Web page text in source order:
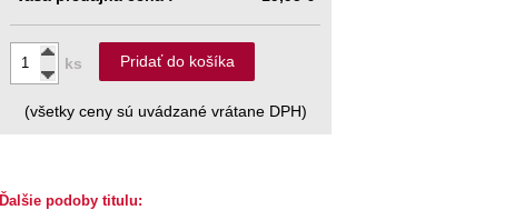
ks Pridať do košíka
(všetky ceny sú uvádzané vrátane DPH)
Ďalšie podoby titulu: